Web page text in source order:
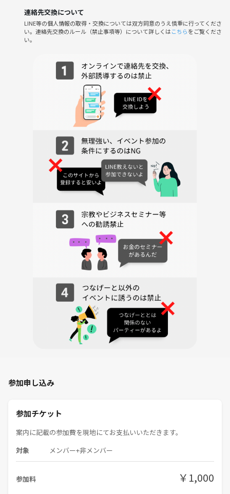
《その他》
・定員２５名
・更衣室あり、シャワーあり（有料）
・シューズレンタルあり
・MLM（事業家集団環境含）の勧誘行為等は禁止します。
★★★★★★★★★★★★
④ サッカー・フットサル歴（未経験可）
⑤ 参加・見学希望日
参加（決済）後に、上記をご記載の上、個別にメッセージをお送りくだ
ご不明点や不安な点がありましたら、お気軽にご連絡ください☆
連絡先交換について
LINE等の個人情報の取得・交換については双方同意のうえ慎重に行ってくださ
い。連絡先交換のルール（禁止事項等）について詳しくはこちらをご覧くださ
い。
参加申し込み
参加チケット
案内に記載の参加費を現地にてお支払いいただきます。
対象 メンバー+非メンバー
参加料 ￥1,000